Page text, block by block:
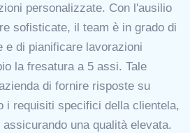
personalizzate. Con l'ausilio
sofisticate, il team è in grado di
di pianificare lavorazioni
la fresatura a 5 assi. Tale
di fornire risposte su
i requisiti specifici della clientela,
una qualità elevata.